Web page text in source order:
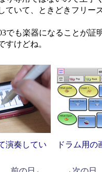
ていて、ときどきフリー
も楽器になることが証
すけどね。
演奏してい
ドラム用の